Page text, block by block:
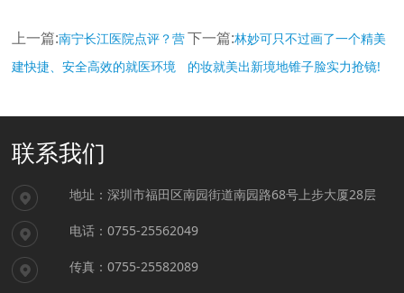
上一篇:南宁长江医院点评？营
建快捷、安全高效的就医环境
下一篇:林妙可只不过画了一个精美
的妆就美出新境地锥子脸实力抢镜!
联系我们
地址： 深圳市福田区南园街道南园路68号上步大厦28层
电话： 0755-25562049
传真： 0755-25582089